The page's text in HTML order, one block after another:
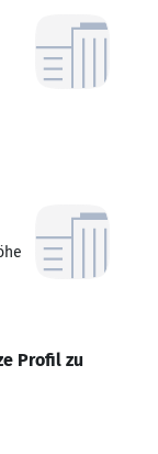
Profil zu